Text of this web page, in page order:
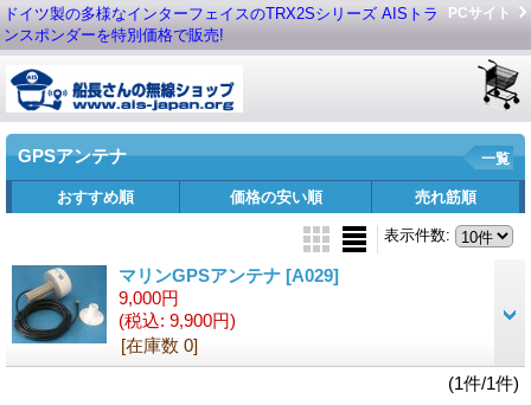
ドイツ製の多様なインターフェイスのTRX2Sシリーズ AISトラ
ンスポンダーを特別価格で販売!
PCサイト
GPSアンテナ 一覧
おすすめ順 価格の安い順 売れ筋順
表示件数:
マリンGPSアンテナ [A029]
9,000円
(税込: 9,900円)
[在庫数 0]
(1件/1件)